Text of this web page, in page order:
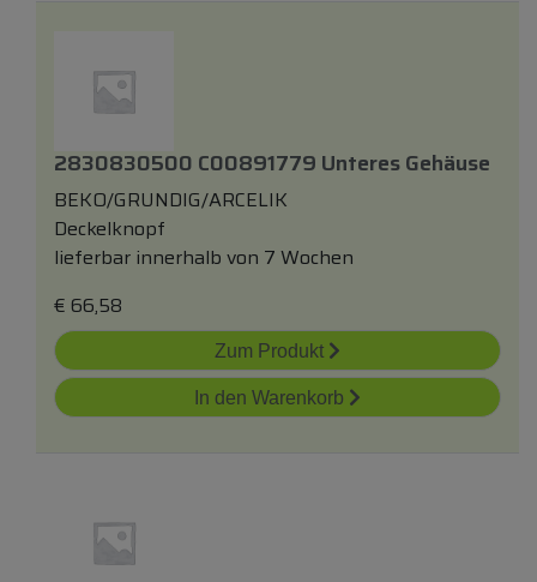
2830830500 C00891779 Unteres Gehäuse
BEKO/GRUNDIG/ARCELIK
Deckelknopf
lieferbar innerhalb von 7 Wochen
€ 66,58
Zum Produkt
In den Warenkorb